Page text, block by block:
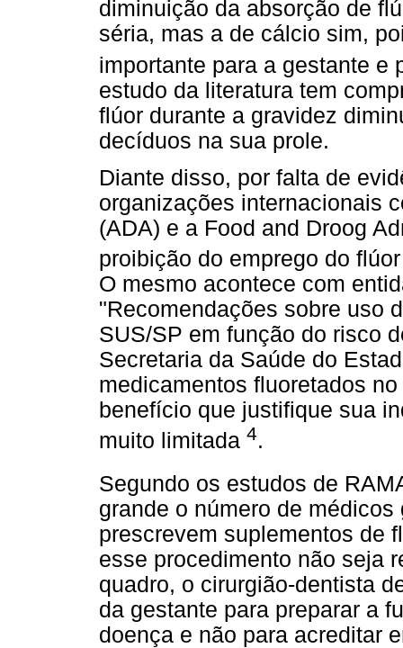
diminuição da absorção de
séria, mas a de cálcio sim,
importante para a gestante e
estudo da literatura tem
flúor durante a gravidez
decíduos na sua prole.
Diante disso, por falta de
organizações internacionais
(ADA) e a Food and Droog
proibição do emprego do
O mesmo acontece com
"Recomendações sobre uso
SUS/SP em função do risco
Secretaria da Saúde do
medicamentos fluoretados
benefício que justifique sua
muito limitada 4.
Segundo os estudos de
grande o número de
prescrevem suplementos de
esse procedimento não seja
quadro, o cirurgião-dentista
da gestante para preparar a
doença e não para acreditar